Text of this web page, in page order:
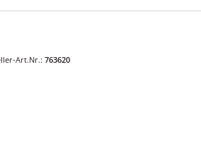
Art.Nr.: 763620